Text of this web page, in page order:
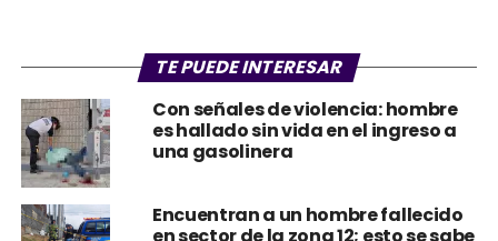
TE PUEDE INTERESAR
Con señales de violencia: hombre
es hallado sin vida en el ingreso a
una gasolinera
Encuentran a un hombre fallecido